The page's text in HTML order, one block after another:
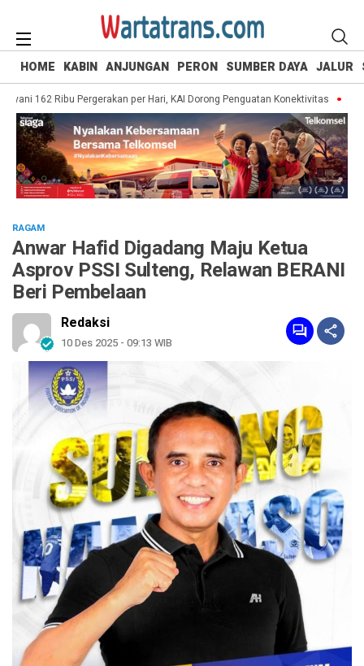
HOME KABIN ANJUNGAN PERON SUMBER DAYA JALUR
162 Ribu Pergerakan per Hari, KAI Dorong Penguatan Konektivitas
RAGAM
Anwar Hafid Digadang Maju Ketua
Asprov PSSI Sulteng, Relawan BERANI
Beri Pembelaan
Redaksi
10 Des 2025 - 09:13 WIB